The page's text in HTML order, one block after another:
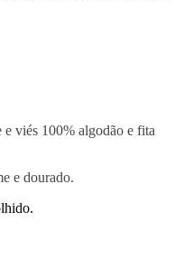
viés 100% algodão e fita
e dourado.